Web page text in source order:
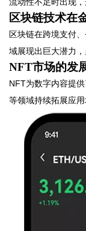
区块链技术在
区块链在跨境支付
域展现出巨大潜力
NFT市场的发
NFT为数字内容提
等领域持续拓展应用